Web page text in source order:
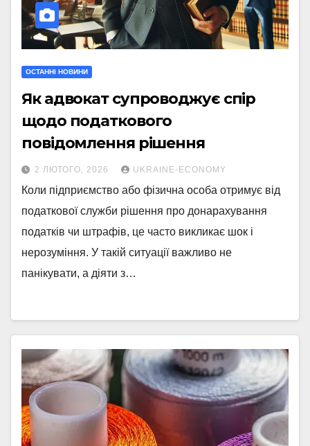
ОСТАННІ НОВИНИ
Як адвокат супроводжує спір
щодо податкового
повідомлення рішення
2 ЛЮТОГО, 2026 UKRAINE-ECONOMY
Коли підприємство або фізична особа отримує від
податкової служби рішення про донарахування
податків чи штрафів, це часто викликає шок і
нерозуміння. У такій ситуації важливо не
панікувати, а діяти з…